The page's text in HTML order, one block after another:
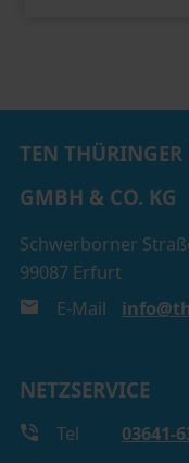
TEN THÜRINGER
GMBH & CO. KG
Schwerborner
99087 Erfurt
E-Mail
NETZSERVICE
Tel
03641-